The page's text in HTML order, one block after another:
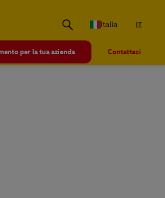
Italia
IT
per la tua azienda Contattaci